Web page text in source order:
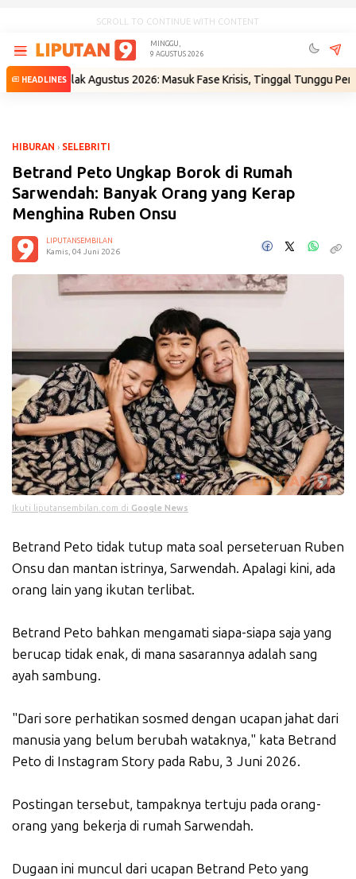
SCROLL TO CONTINUE WITH CONTENT
MINGGU,
9 AGUSTUS 2026
HEADLINESAgustus 2026: Masuk Fase Krisis, Tinggal Tunggu Pemicu! •
HIBURAN › SELEBRITI
Betrand Peto Ungkap Borok di Rumah
Sarwendah: Banyak Orang yang Kerap
Menghina Ruben Onsu
LIPUTANSEMBILAN
Kamis, 04 Juni 2026
Ikuti liputansembilan.com di Google News
Betrand Peto tidak tutup mata soal perseteruan Ruben
Onsu dan mantan istrinya, Sarwendah. Apalagi kini, ada
orang lain yang ikutan terlibat.
Betrand Peto bahkan mengamati siapa-siapa saja yang
berucap tidak enak, di mana sasarannya adalah sang
ayah sambung.
"Dari sore perhatikan sosmed dengan ucapan jahat dari
manusia yang belum berubah wataknya," kata Betrand
Peto di Instagram Story pada Rabu, 3 Juni 2026.
Postingan tersebut, tampaknya tertuju pada orang-
orang yang bekerja di rumah Sarwendah.
Dugaan ini muncul dari ucapan Betrand Peto yang